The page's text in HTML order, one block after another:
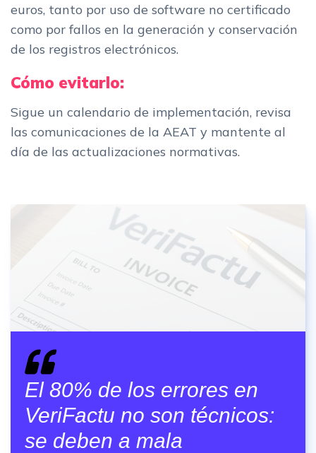
euros, tanto por uso de software no certificado
como por fallos en la generación y conservación
de los registros electrónicos.
Cómo evitarlo:
Sigue un calendario de implementación, revisa
las comunicaciones de la AEAT y mantente al
día de las actualizaciones normativas.
El 80% de los errores en
VeriFactu no son técnicos:
se deben a mala